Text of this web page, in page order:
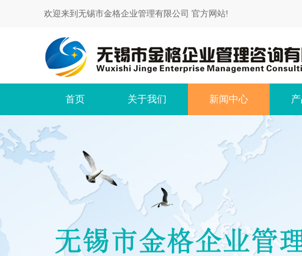
欢迎来到无锡市金格企业管理有限公司 官方网站!
首页 关于我们 新闻中心